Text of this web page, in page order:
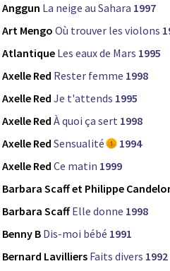
Anggun La neige au Sahara 1997
Art Mengo Où trouver les violons
Atlantique Les eaux de Mars 1995
Axelle Red Rester femme 1998
Axelle Red Je t'attends 1995
Axelle Red À quoi ça sert 1998
Axelle Red Sensualité
1994
Axelle Red Ce matin 1999
Barbara Scaff et Philippe
Barbara Scaff Elle donne 1998
Benny B Dis-moi bébé 1991
Bernard Lavilliers Faits divers 1992